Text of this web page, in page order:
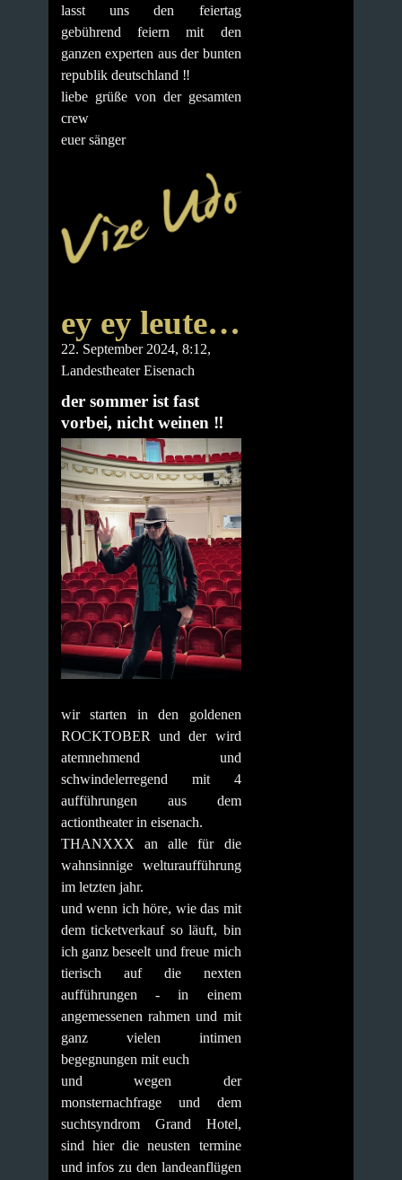
lasst uns den feiertag
gebührend feiern mit den
ganzen experten aus der bunten
republik deutschland ‼️
liebe grüße von der gesamten
crew
euer sänger
ey ey leute…
22. September 2024, 8:12,
Landestheater Eisenach
der sommer ist fast
vorbei, nicht weinen ‼️
wir starten in den goldenen
ROCKTOBER und der wird
atemnehmend und
schwindelerregend mit 4
aufführungen aus dem
actiontheater in eisenach.
THANXXX an alle für die
wahnsinnige welturaufführung
im letzten jahr.
und wenn ich höre, wie das mit
dem ticketverkauf so läuft, bin
ich ganz beseelt und freue mich
tierisch auf die nexten
aufführungen - in einem
angemessenen rahmen und mit
ganz vielen intimen
begegnungen mit euch
und wegen der
monsternachfrage und dem
suchtsyndrom Grand Hotel,
sind hier die neusten termine
und infos zu den landeanflügen